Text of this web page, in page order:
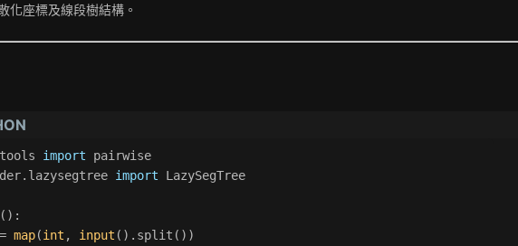
化座標及線段樹結構。
import pairwise
import LazySegTree
():
map(int , input ().split())